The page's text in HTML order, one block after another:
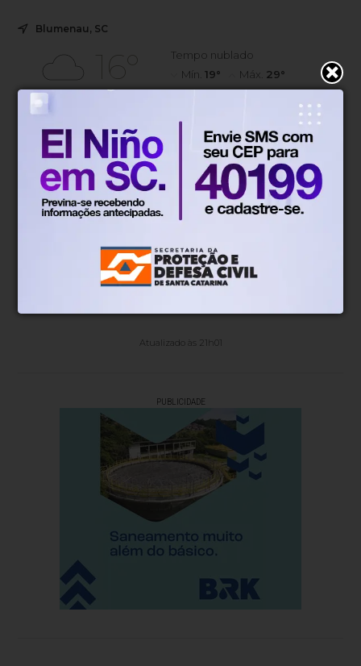
Blumenau, SC
16°
Tempo nublado
Mín. 19° Máx. 29°
Sensação
1.4km/h 100%
Umidade
12%
(0mm)
Chance de chuva
06h53 05h51
Pôr do sol
DOM
16°
Atualizado às 21h01
PUBLICIDADE